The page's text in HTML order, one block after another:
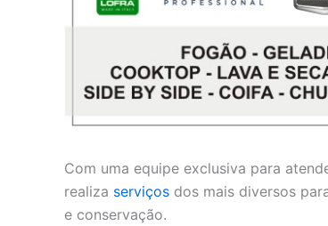
Com uma equipe exclusiva para
realiza serviços dos mais diversos
e conservação.